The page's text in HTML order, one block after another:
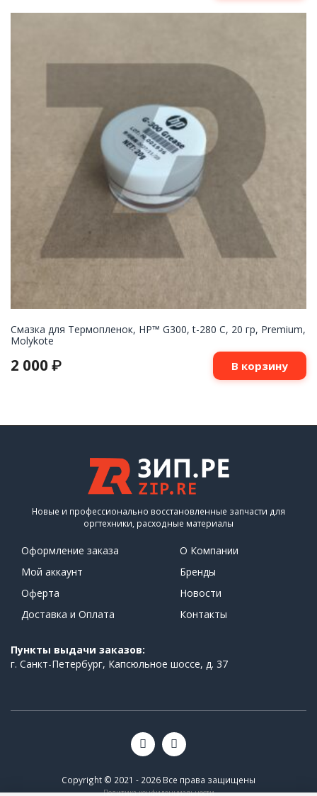
Смазка для Термопленок, HP™ G300, t-280 C, 20 гр, Premium,
Molykote
2 000 ₽ В корзину
Новые и профессионально восстановленные запчасти для
оргтехники, расходные материалы
Оформление заказа
Мой аккаунт
Оферта
Доставка и Оплата
О Компании
Бренды
Новости
Контакты
Пункты выдачи заказов:
г. Санкт-Петербург, Капсюльное шоссе, д. 37
Copyright © 2021 - 2026 Все права защищены
Политика конфиденциальности